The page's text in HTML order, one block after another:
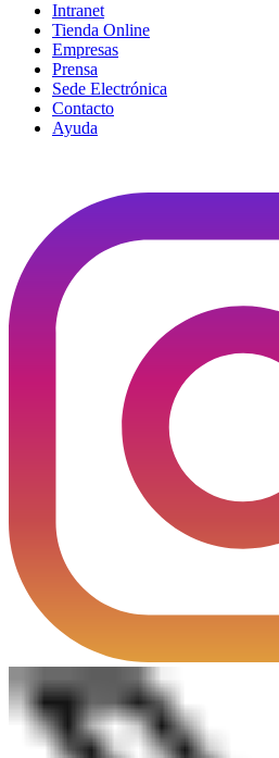
Intranet
Tienda Online
Empresas
Prensa
Sede Electrónica
Contacto
Ayuda